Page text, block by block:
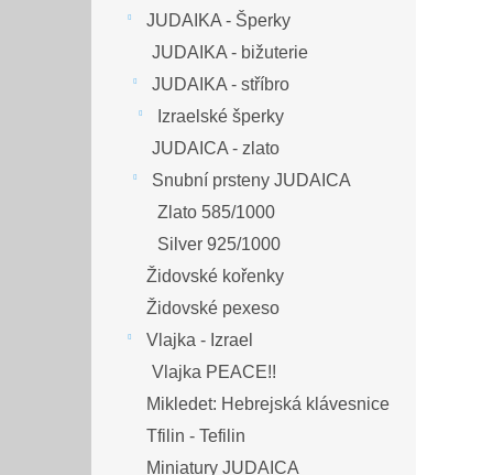
JUDAIKA - Šperky
JUDAIKA - bižuterie
JUDAIKA - stříbro
Izraelské šperky
JUDAICA - zlato
Snubní prsteny JUDAICA
Zlato 585/1000
Silver 925/1000
Židovské kořenky
Židovské pexeso
Vlajka - Izrael
Vlajka PEACE!!
Mikledet: Hebrejská klávesnice
Tfilin - Tefilin
Miniatury JUDAICA